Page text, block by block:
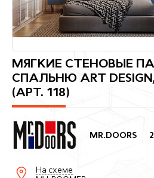
МЯГКИЕ СТЕНОВЫЕ
СПАЛЬНЮ ART
(АРТ. 118)
MR.DOORS
На схеме